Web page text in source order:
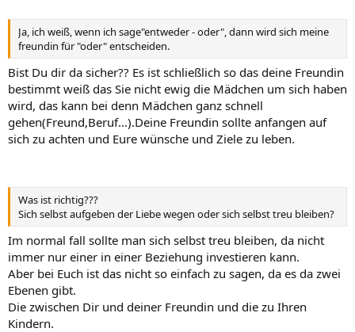
Ja, ich weiß, wenn ich sage"entweder - oder", dann wird sich meine
freundin für "oder" entscheiden.
Bist Du dir da sicher?? Es ist schließlich so das deine Freundin
bestimmt weiß das Sie nicht ewig die Mädchen um sich haben
wird, das kann bei denn Mädchen ganz schnell
gehen(Freund,Beruf...).Deine Freundin sollte anfangen auf
sich zu achten und Eure wünsche und Ziele zu leben.
Was ist richtig???
Sich selbst aufgeben der Liebe wegen oder sich selbst treu bleiben?
Im normal fall sollte man sich selbst treu bleiben, da nicht
immer nur einer in einer Beziehung investieren kann.
Aber bei Euch ist das nicht so einfach zu sagen, da es da zwei
Ebenen gibt.
Die zwischen Dir und deiner Freundin und die zu Ihren
Kindern.